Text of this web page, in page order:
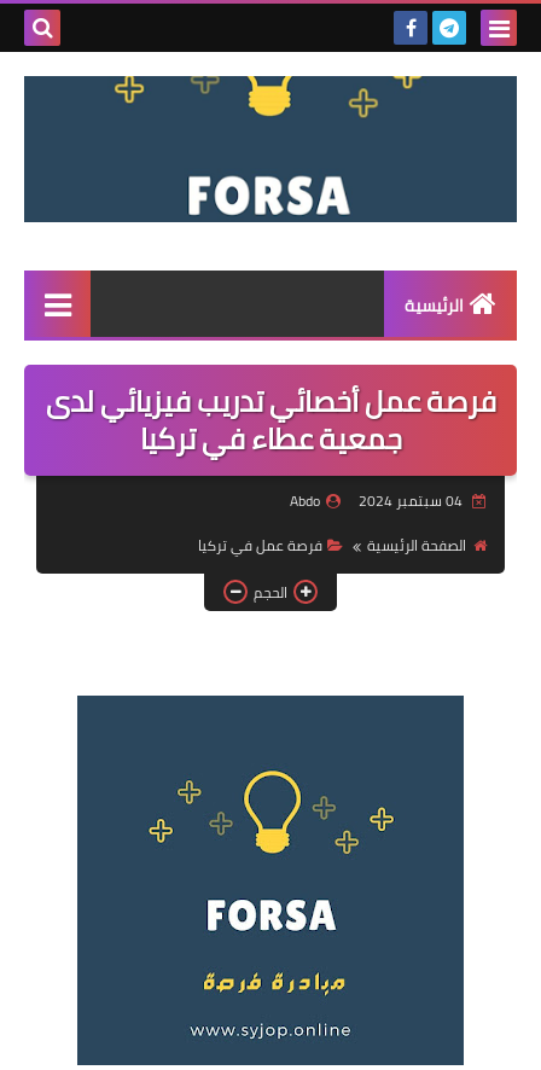
بحث
الرئيسية
القائمة
مناقصات
فرص عمل داخل سوريا
فرص عمل في العراق
فرص عمل في اليمن
فرصة عمل أخصائي تدريب فيزيائي لدى
جمعية عطاء في تركيا
04 سبتمبر 2024
Abdo
الصفحة الرئيسية
فرصة عمل في تركيا
الحجم